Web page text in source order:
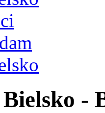
Bielsko -